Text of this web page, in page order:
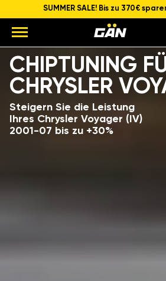
SUMMER SALE! Bis zu 370€
CHIPTUNING
CHRYSLER
Steigern Sie die Leistung
Ihres Chrysler Voyager (IV)
2001-07 bis zu +30%
Modell
Hubraum und Leistung des Motors